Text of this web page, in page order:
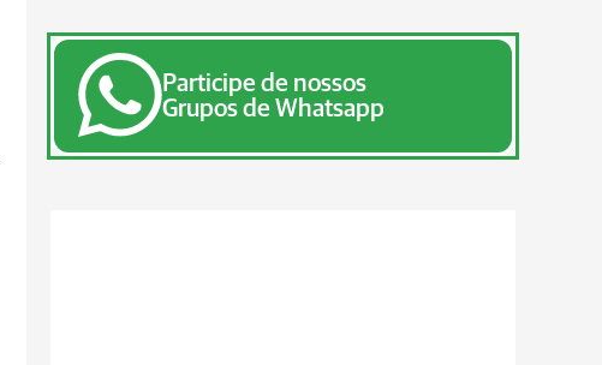
Participe de nossos
Grupos de Whatsapp